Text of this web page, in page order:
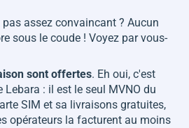
assez convaincant ? Aucun
sous le coude ! Voyez par vous-
sont offertes. Eh oui, c'est
Lebara : il est le seul MVNO du
SIM et sa livraisons gratuites,
opérateurs la facturent au moins